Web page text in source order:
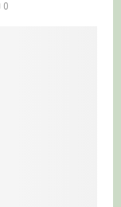
0